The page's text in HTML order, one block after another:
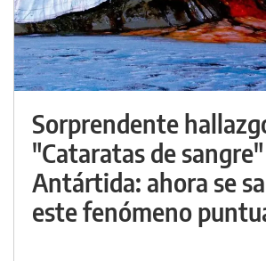
Sorprendente
"Cataratas de
Antártida: ahora se
este fenómeno